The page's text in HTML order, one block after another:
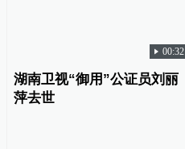
00:32
湖南卫视“御用”公证员刘丽
萍去世